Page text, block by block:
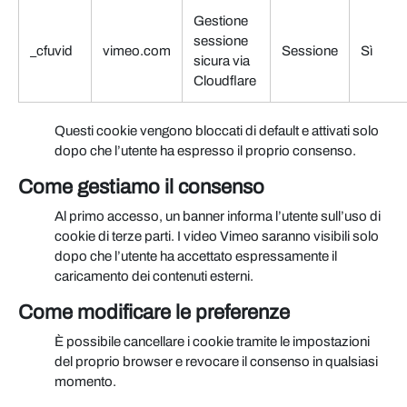
_cfuvid vimeo.com
Gestione
sessione
sicura via
Cloudflare
Sessione Sì
Questi cookie vengono bloccati di default e attivati solo
dopo che l’utente ha espresso il proprio consenso.
Come gestiamo il consenso
Al primo accesso, un banner informa l’utente sull’uso di
cookie di terze parti. I video Vimeo saranno visibili solo
dopo che l’utente ha accettato espressamente il
caricamento dei contenuti esterni.
Come modificare le preferenze
È possibile cancellare i cookie tramite le impostazioni
del proprio browser e revocare il consenso in qualsiasi
momento.